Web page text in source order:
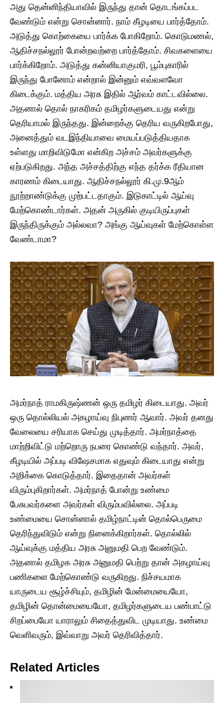
அது தென்னிந்தியாவில் இருந்து தான் தொடங்கப்பட
வேண்டும் என்று சொன்னார். நாம் கீழடியை பார்த்தோம்.
அடுத்து கொற்கையை பார்க்க போகிறோம். கொடுமணல்,
ஆதிச்சநல்லூர் போன்றவற்றை பார்த்தோம். சிவகளையை
பார்க்கிறோம். அடுத்து கன்னியாகுமரி, பூம்புகாரில்
இருந்து போனோம் என்றால் இன்னும் எவ்வளவோ
கிடைக்கும். மத்திய அரசு இதில் ஆர்வம் காட்டவில்லை.
அதனால் தொல் நாகரிகம் தமிழர்களுடையது என்று
தெரியாமல் இருந்தது. இன்றைக்கு தெரிய வருகிறபோது,
அனைத்தும் வடஇந்தியாவை மையப்படுத்தியதாக
உள்ளது மாறிவிடுமோ என்கிற அச்சம் அவர்களுக்கு
ஏற்படுகிறது. அந்த அச்சத்திற்கு எந்த தர்க்க ரீதியான
காரணம் கிடையாது. ஆதிச்சநல்லூர் கி.மு.9ஆம்
நூற்றாண்டுக்கு முற்பட்டதாகும். இடுகாட்டில் ஆய்வு
மேற்கொண்டார்கள். அதன் அருகில் குடியிருப்புகள்
இருந்திருக்கும் அல்லவா? அங்கு ஆய்வுகள் மேற்கொள்ள
வேண்டாமா?
அமர்நாத் ராமகிருஷ்ணன் ஒரு தமிழர் கிடையாது. அவர்
ஒரு தொல்லியல் அகழாய்வு நிபுணர் ஆவார். அவர் தனது
வேலையை சரியாக செய்து முடித்தார். அமர்நாத்தை
மாற்றிவிட்டு மற்றொரு நபரை கொண்டு வந்தார். அவர்,
கீழடியில் அப்படி விஷேசமாக எதுவும் கிடையாது என்று
அறிக்கை கொடுத்தார். இதைதான் அவர்கள்
விரும்புகிறார்கள். அமர்நாத் போன்று உண்மை
பேசுபவர்களை அவர்கள் விரும்பவில்லை. அப்படி
உண்மையை சொன்னால் தமிழ்நாட்டின் தொல்பெருமை
தெரிந்துவிடும் என்று நினைக்கிறார்கள். தொல்லில்
ஆய்வுக்கு மத்திய அரசு அனுமதி பெற வேண்டும்.
அதனால் தமிழக அரசு அனுமதி பெற்று தான் அகழாய்வு
பணிகளை மேற்கொண்டு வருகிறது. நிச்சயமாக
யாருடைய சூழ்ச்சியும், தமிழின் மேன்மையையோ,
தமிழின் தொன்மையையோ, தமிழர்களுடைய பண்பாட்டு
சிறப்பையோ யாராலும் சிதைத்துவிட முடியாது. உண்மை
வெளிவரும், இவ்வாறு அவர் தெரிவித்தார்.
Related Articles